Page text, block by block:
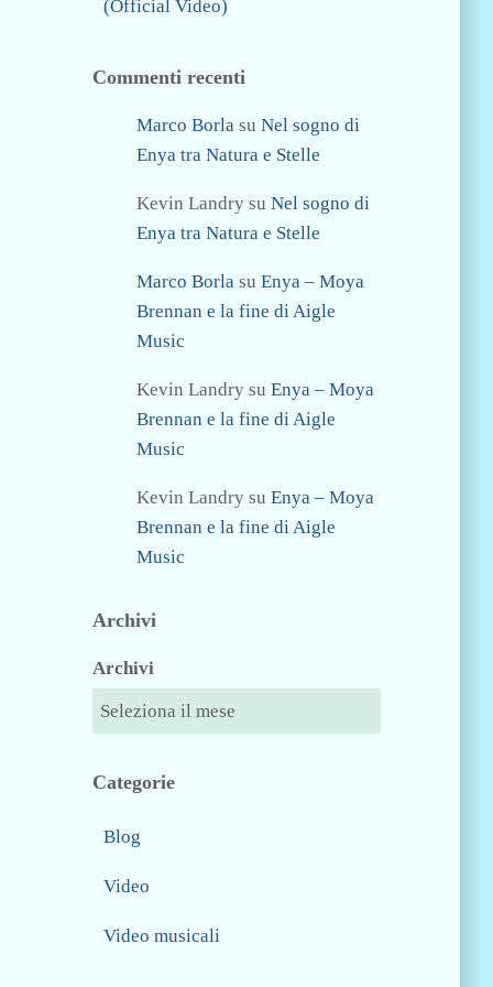
(Official Video)
Commenti recenti
Marco Borlasu Nel sogno di
Enya tra Natura e Stelle
Kevin Landrysu Nel sogno di
Enya tra Natura e Stelle
Marco Borlasu Enya – Moya
Brennan e la fine di Aigle
Music
Kevin Landrysu Enya – Moya
Brennan e la fine di Aigle
Music
Kevin Landrysu Enya – Moya
Brennan e la fine di Aigle
Music
Archivi
Archivi
Categorie
Blog
Video
Video musicali